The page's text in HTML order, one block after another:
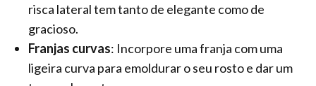
risca lateral tem tanto de elegante como de
gracioso.
Franjas curvas: Incorpore uma franja com uma
ligeira curva para emoldurar o seu rosto e dar um